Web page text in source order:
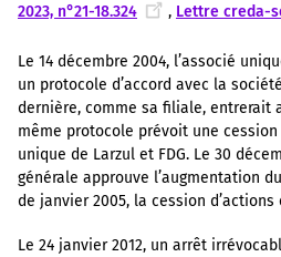
2023, n°21-18.324
, Lettre creda-
Le 14 décembre 2004, l’associé
un protocole d’accord avec la
dernière, comme sa filiale, entrerait
même protocole prévoit une
unique de Larzul et FDG. Le 30
générale approuve l’augmentation
de janvier 2005, la cession d’actions
Le 24 janvier 2012, un arrêt